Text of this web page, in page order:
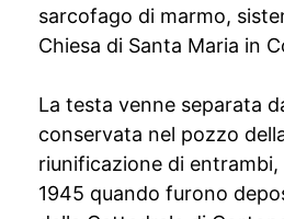
sarcofago di marmo,
Chiesa di Santa Maria in
La testa venne separata
conservata nel pozzo
riunificazione di entrambi,
1945 quando furono